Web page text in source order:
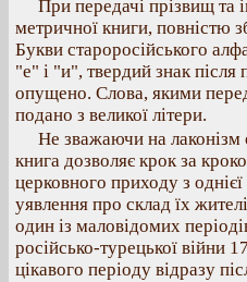
При передачі прізвищ та
метричної книги, повністю
Букви староросійського
"е" і "и", твердий знак після
опущено. Слова, якими
подано з великої літери.
Не зважаючи на лаконізм
книга дозволяє крок за
церковного приходу з
уявлення про склад їх
один із маловідомих
російсько-турецької війни
цікавого періоду відразу